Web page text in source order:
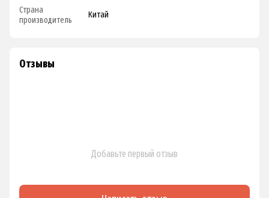
Страна
производитель
Китай
Отзывы
Добавьте первый отзыв